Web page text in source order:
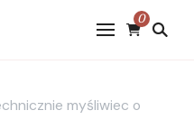
0
myśliwiec o